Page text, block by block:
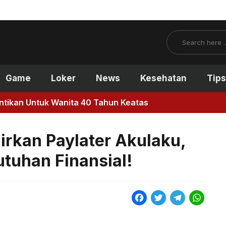
Search
Game Loker News Kesehatan Tips
Untuk Wanita 40 Tahun Keatas
Paylater Akulaku,
Finansial!
F
T
T
W